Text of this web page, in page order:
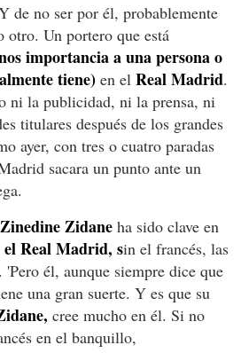
de no ser por él, probablemente
otro. Un portero que está
importancia a una persona o
tiene) en el Real Madrid.
ni la publicidad, ni la prensa, ni
titulares después de los grandes
ayer, con tres o cuatro paradas
sacara un punto ante un
Zinedine Zidane ha sido clave en
el Real Madrid, sin el francés, las
'Pero él, aunque siempre dice que
una gran suerte. Y es que su
cree mucho en él. Si no
en el banquillo,